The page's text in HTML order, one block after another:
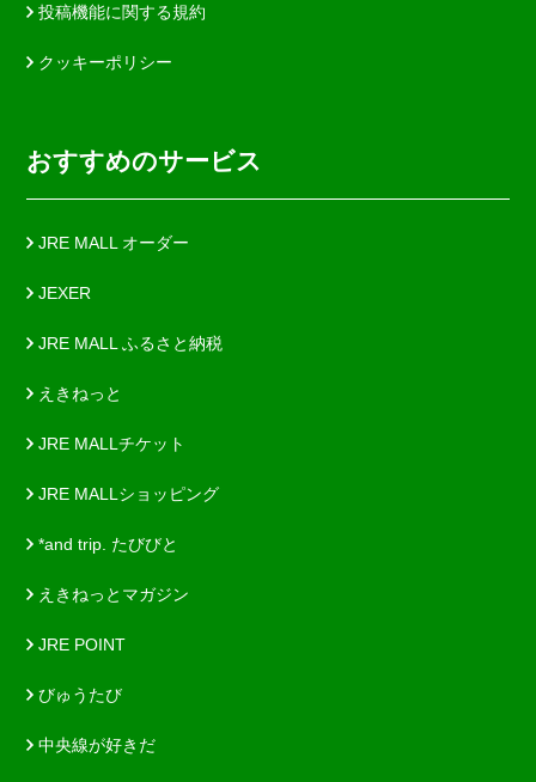
投稿機能に関する規約
クッキーポリシー
おすすめのサービス
JRE MALL オーダー
JEXER
JRE MALL ふるさと納税
えきねっと
JRE MALLチケット
JRE MALLショッピング
*and trip. たびびと
えきねっとマガジン
JRE POINT
びゅうたび
中央線が好きだ